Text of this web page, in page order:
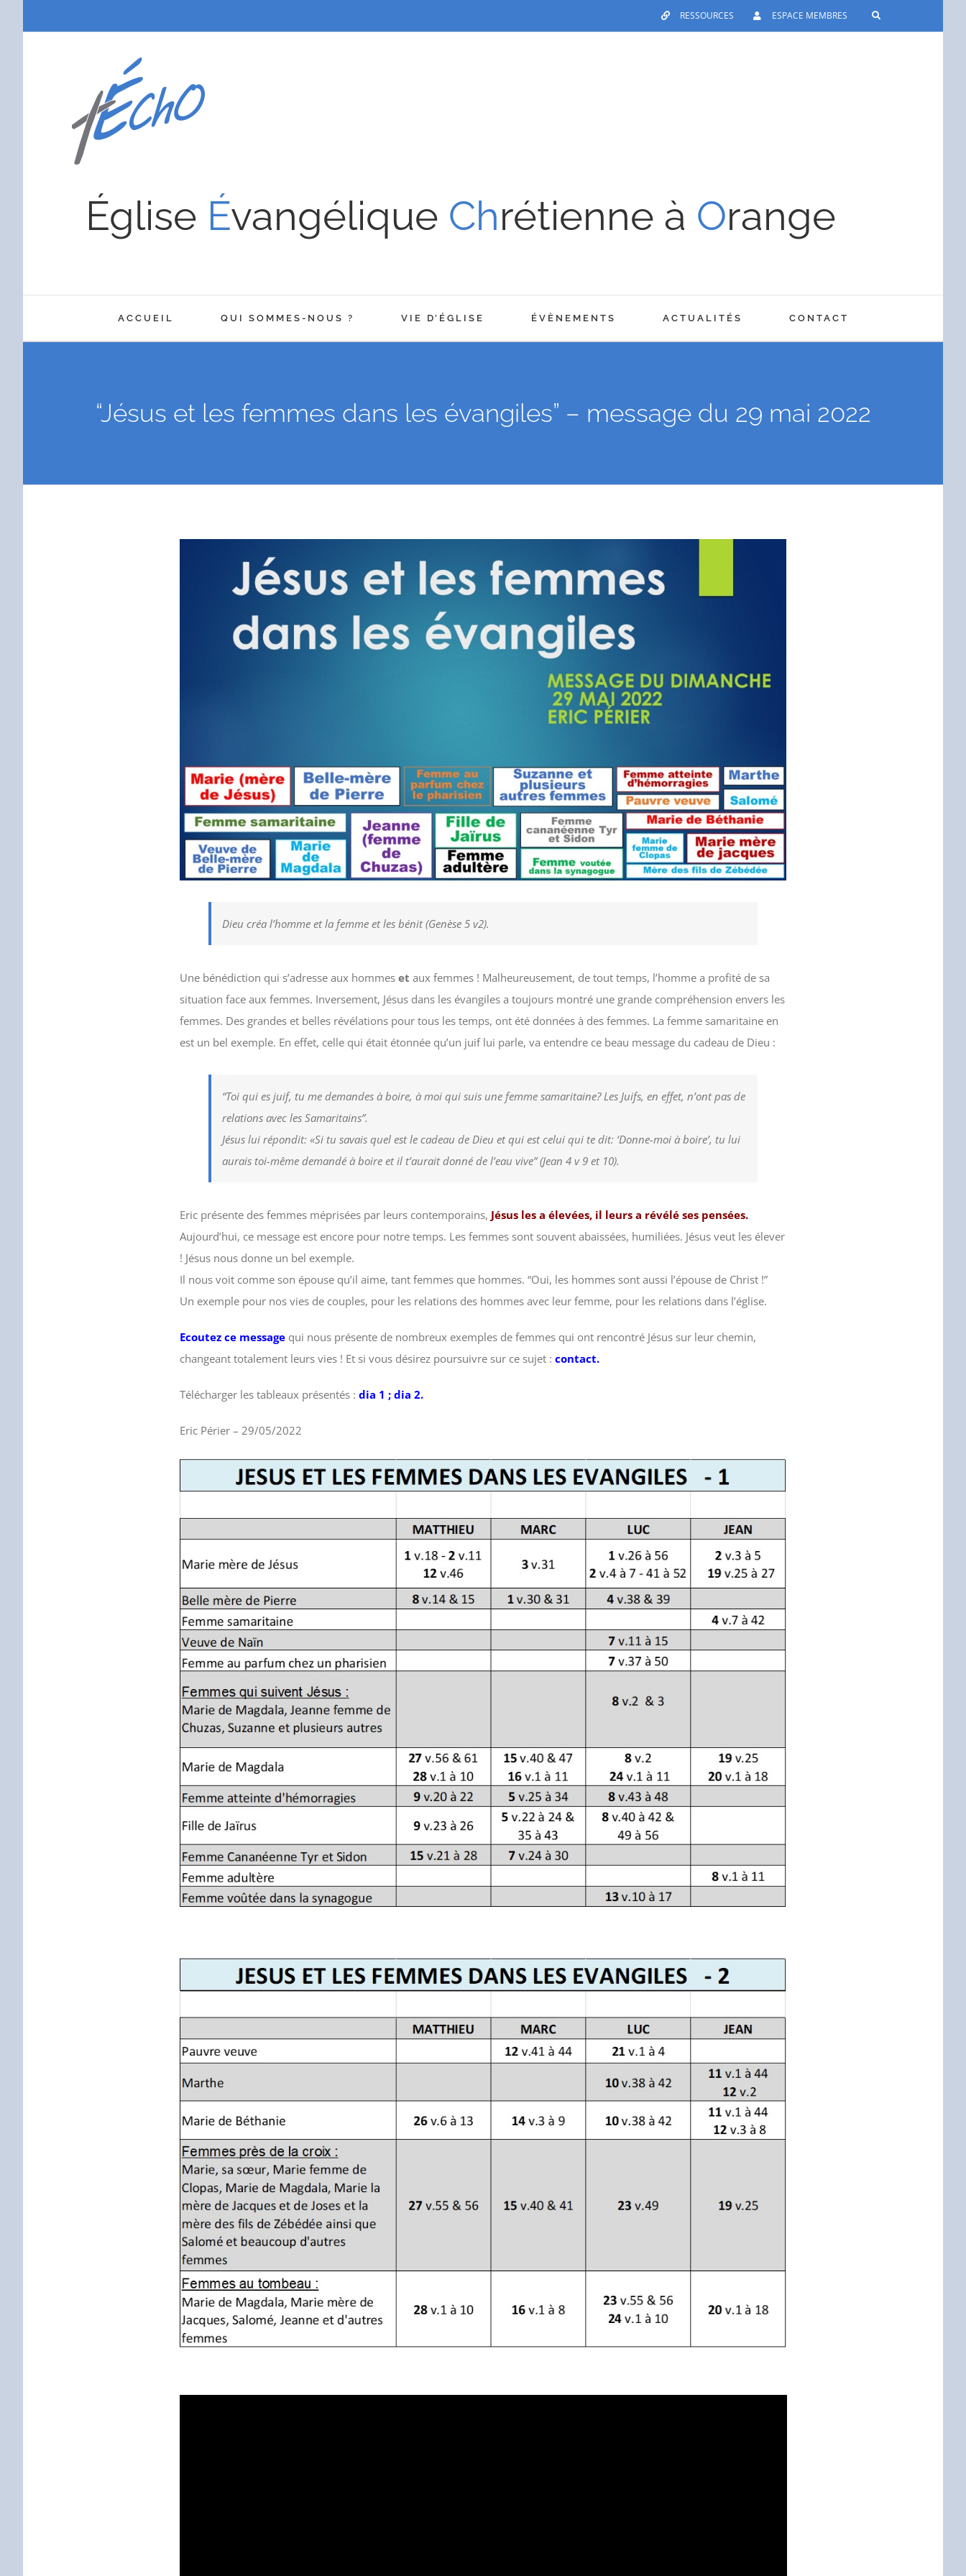
RESSOURCES ESPACE MEMBRES
Église Évangélique Chrétienne à Orange
ACCUEIL QUI SOMMES-NOUS ? VIE D’ÉGLISE ÉVÈNEMENTS ACTUALITÉS CONTACT
“Jésus et les femmes dans les évangiles” – message du 29 mai 2022
Dieu créa l’homme et la femme et les bénit (Genèse 5 v2).
Une bénédiction qui s’adresse aux hommes et aux femmes ! Malheureusement, de tout temps, l’homme a profité de sa
situation face aux femmes. Inversement, Jésus dans les évangiles a toujours montré une grande compréhension envers les
femmes. Des grandes et belles révélations pour tous les temps, ont été données à des femmes. La femme samaritaine en
est un bel exemple. En effet, celle qui était étonnée qu’un juif lui parle, va entendre ce beau message du cadeau de Dieu :
“Toi qui es juif, tu me demandes à boire, à moi qui suis une femme samaritaine? Les Juifs, en effet, n’ont pas de
relations avec les Samaritains”.
Jésus lui répondit: «Si tu savais quel est le cadeau de Dieu et qui est celui qui te dit: ‘Donne-moi à boire’, tu lui
aurais toi-même demandé à boire et il t’aurait donné de l’eau vive” (Jean 4 v 9 et 10).
Eric présente des femmes méprisées par leurs contemporains, Jésus les a élevées, il leurs a révélé ses pensées.
Aujourd’hui, ce message est encore pour notre temps. Les femmes sont souvent abaissées, humiliées. Jésus veut les élever
! Jésus nous donne un bel exemple.
Il nous voit comme son épouse qu’il aime, tant femmes que hommes. “Oui, les hommes sont aussi l’épouse de Christ !”
Un exemple pour nos vies de couples, pour les relations des hommes avec leur femme, pour les relations dans l’église.
Ecoutez ce messagequi nous présente de nombreux exemples de femmes qui ont rencontré Jésus sur leur chemin,
changeant totalement leurs vies ! Et si vous désirez poursuivre sur ce sujet : contact.
Télécharger les tableaux présentés : dia 1 ; dia 2.
Eric Périer – 29/05/2022